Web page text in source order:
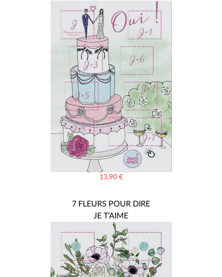
13,90 €
7 FLEURS POUR DIRE
JE T’AIME